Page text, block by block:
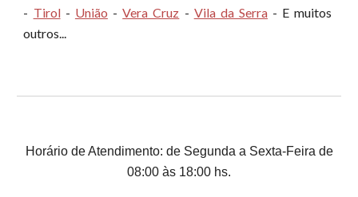
- Tirol- União -Vera Cruz - Vila da Serra- E muitos
outros...
Horário de Atendimento: de Segunda a Sexta-Feira de
08:00 às 18:00 hs.